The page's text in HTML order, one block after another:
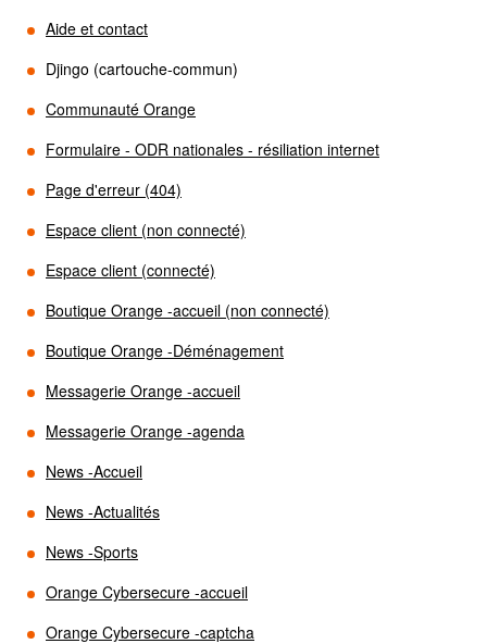
Aide et contact
Djingo (cartouche-commun)
Communauté Orange
Formulaire - ODR nationales - résiliation internet
Page d'erreur (404)
Espace client (non connecté)
Espace client (connecté)
Boutique Orange -accueil (non connecté)
Boutique Orange -Déménagement
Messagerie Orange -accueil
Messagerie Orange -agenda
News -Accueil
News -Actualités
News -Sports
Orange Cybersecure -accueil
Orange Cybersecure -captcha